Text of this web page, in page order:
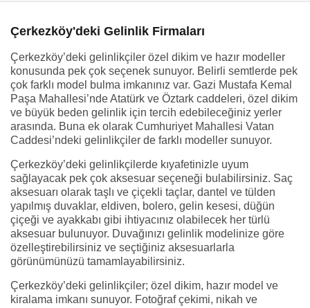
Çerkezköy'deki Gelinlik Firmaları
Çerkezköy’deki gelinlikçiler özel dikim ve hazır modeller
konusunda pek çok seçenek sunuyor. Belirli semtlerde pek
çok farklı model bulma imkanınız var. Gazi Mustafa Kemal
Paşa Mahallesi’nde Atatürk ve Öztark caddeleri, özel dikim
ve büyük beden gelinlik için tercih edebileceğiniz yerler
arasında. Buna ek olarak Cumhuriyet Mahallesi Vatan
Caddesi’ndeki gelinlikçiler de farklı modeller sunuyor.
Çerkezköy’deki gelinlikçilerde kıyafetinizle uyum
sağlayacak pek çok aksesuar seçeneği bulabilirsiniz. Saç
aksesuarı olarak taşlı ve çiçekli taçlar, dantel ve tülden
yapılmış duvaklar, eldiven, bolero, gelin kesesi, düğün
çiçeği ve ayakkabı gibi ihtiyacınız olabilecek her türlü
aksesuar bulunuyor. Duvağınızı gelinlik modelinize göre
özelleştirebilirsiniz ve seçtiğiniz aksesuarlarla
görünümünüzü tamamlayabilirsiniz.
Çerkezköy’deki gelinlikçiler; özel dikim, hazır model ve
kiralama imkanı sunuyor. Fotoğraf çekimi, nikah ve